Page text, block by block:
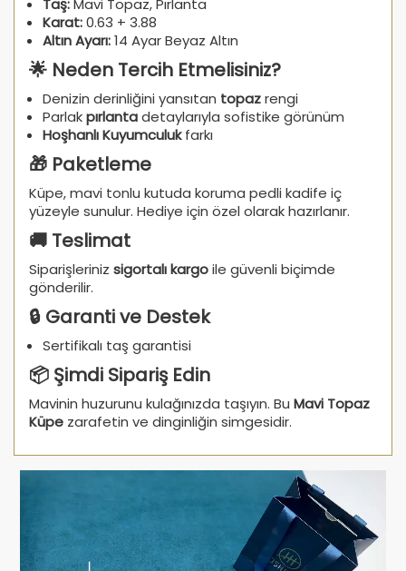
Taş:Mavi Topaz, Pırlanta
Karat:0.63 + 3.88
Altın Ayarı:14 Ayar Beyaz Altın
🌟 Neden Tercih Etmelisiniz?
Denizin derinliğini yansıtan topazrengi
Parlakpırlantadetaylarıyla sofistike görünüm
Hoşhanlı Kuyumculukfarkı
🎁 Paketleme
Küpe, mavi tonlu kutuda koruma pedli kadife iç
yüzeyle sunulur. Hediye için özel olarak hazırlanır.
🚚 Teslimat
Siparişleriniz sigortalı kargoile güvenli biçimde
gönderilir.
🔒 Garanti ve Destek
Sertifikalı taş garantisi
📦 Şimdi Sipariş Edin
Mavinin huzurunu kulağınızda taşıyın. Bu Mavi Topaz
Küpe zarafetin ve dinginliğin simgesidir.